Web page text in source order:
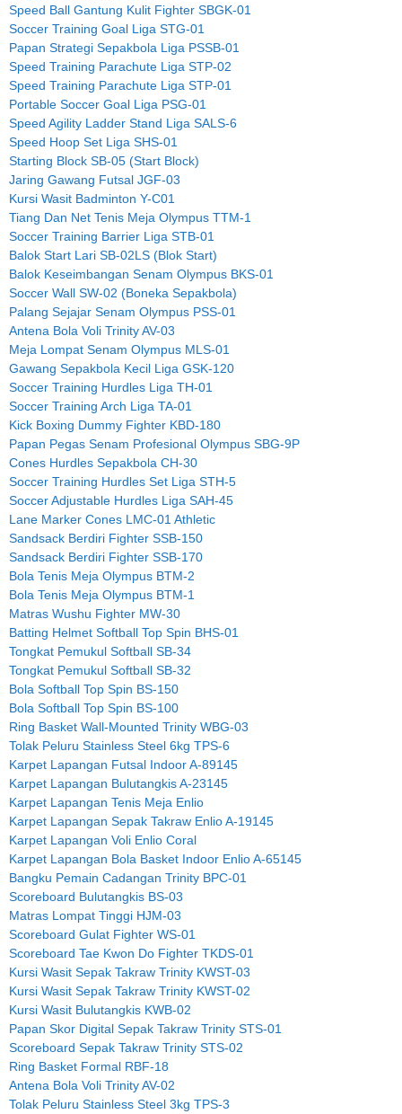
Speed Ball Gantung Kulit Fighter SBGK-01
Soccer Training Goal Liga STG-01
Papan Strategi Sepakbola Liga PSSB-01
Speed Training Parachute Liga STP-02
Speed Training Parachute Liga STP-01
Portable Soccer Goal Liga PSG-01
Speed Agility Ladder Stand Liga SALS-6
Speed Hoop Set Liga SHS-01
Starting Block SB-05 (Start Block)
Jaring Gawang Futsal JGF-03
Kursi Wasit Badminton Y-C01
Tiang Dan Net Tenis Meja Olympus TTM-1
Soccer Training Barrier Liga STB-01
Balok Start Lari SB-02LS (Blok Start)
Balok Keseimbangan Senam Olympus BKS-01
Soccer Wall SW-02 (Boneka Sepakbola)
Palang Sejajar Senam Olympus PSS-01
Antena Bola Voli Trinity AV-03
Meja Lompat Senam Olympus MLS-01
Gawang Sepakbola Kecil Liga GSK-120
Soccer Training Hurdles Liga TH-01
Soccer Training Arch Liga TA-01
Kick Boxing Dummy Fighter KBD-180
Papan Pegas Senam Profesional Olympus SBG-9P
Cones Hurdles Sepakbola CH-30
Soccer Training Hurdles Set Liga STH-5
Soccer Adjustable Hurdles Liga SAH-45
Lane Marker Cones LMC-01 Athletic
Sandsack Berdiri Fighter SSB-150
Sandsack Berdiri Fighter SSB-170
Bola Tenis Meja Olympus BTM-2
Bola Tenis Meja Olympus BTM-1
Matras Wushu Fighter MW-30
Batting Helmet Softball Top Spin BHS-01
Tongkat Pemukul Softball SB-34
Tongkat Pemukul Softball SB-32
Bola Softball Top Spin BS-150
Bola Softball Top Spin BS-100
Ring Basket Wall-Mounted Trinity WBG-03
Tolak Peluru Stainless Steel 6kg TPS-6
Karpet Lapangan Futsal Indoor A-89145
Karpet Lapangan Bulutangkis A-23145
Karpet Lapangan Tenis Meja Enlio
Karpet Lapangan Sepak Takraw Enlio A-19145
Karpet Lapangan Voli Enlio Coral
Karpet Lapangan Bola Basket Indoor Enlio A-65145
Bangku Pemain Cadangan Trinity BPC-01
Scoreboard Bulutangkis BS-03
Matras Lompat Tinggi HJM-03
Scoreboard Gulat Fighter WS-01
Scoreboard Tae Kwon Do Fighter TKDS-01
Kursi Wasit Sepak Takraw Trinity KWST-03
Kursi Wasit Sepak Takraw Trinity KWST-02
Kursi Wasit Bulutangkis KWB-02
Papan Skor Digital Sepak Takraw Trinity STS-01
Scoreboard Sepak Takraw Trinity STS-02
Ring Basket Formal RBF-18
Antena Bola Voli Trinity AV-02
Tolak Peluru Stainless Steel 3kg TPS-3